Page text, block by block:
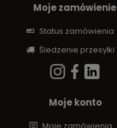
Moje zamówienie
Status zamówienia
Śledzenie przesyłki
Moje konto
Moje zamówienia